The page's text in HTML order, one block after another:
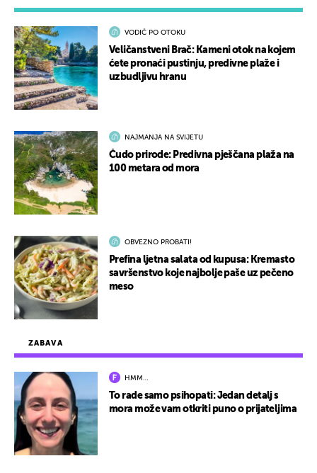
ZABAVA
HMM…
To rade samo psihopati: Jedan detalj s
mora može vam otkriti puno o prijateljima
VODIČ PO OTOKU
Veličanstveni Brač: Kameni otok na kojem
ćete pronaći pustinju, predivne plaže i
uzbudljivu hranu
NAJMANJA NA SVIJETU
Čudo prirode: Predivna pješčana plaža na
100 metara od mora
OBVEZNO PROBATI!
Prefina ljetna salata od kupusa: Kremasto
savršenstvo koje najbolje paše uz pečeno
meso